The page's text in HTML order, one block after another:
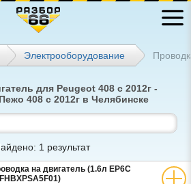
Электрооборудование
для Peugeot 408 с 2012г -
408 с 2012г в Челябинске
1 результат
на двигатель (1.6л EP6C